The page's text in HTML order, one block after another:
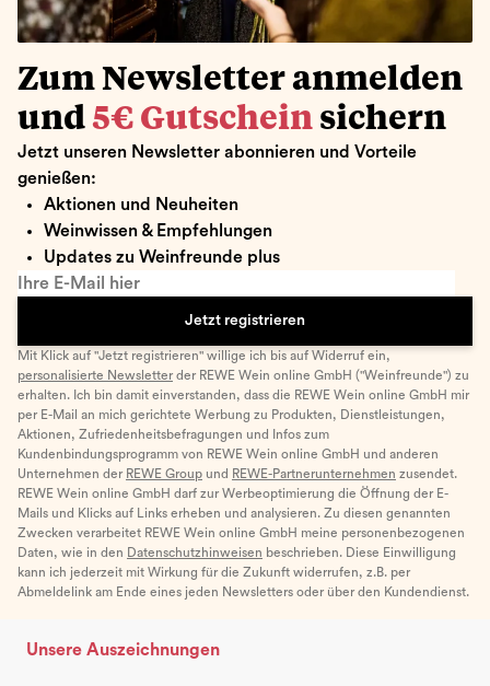
Zum Newsletter anmelden
und 5€ Gutschein sichern
Jetzt unseren Newsletter abonnieren und Vorteile
genießen:
Aktionen und Neuheiten
Weinwissen & Empfehlungen
Updates zu Weinfreunde plus
Ihre E-Mail hier
Jetzt registrieren
Mit Klick auf "Jetzt registrieren" willige ich bis auf Widerruf ein,
personalisierte Newsletter der REWE Wein online GmbH ("Weinfreunde") zu
erhalten. Ich bin damit einverstanden, dass die REWE Wein online GmbH mir
per E-Mail an mich gerichtete Werbung zu Produkten, Dienstleistungen,
Aktionen, Zufriedenheitsbefragungen und Infos zum
Kundenbindungsprogramm von REWE Wein online GmbH und anderen
Unternehmen der REWE Group und REWE-Partnerunternehmen zusendet.
REWE Wein online GmbH darf zur Werbeoptimierung die Öffnung der E-
Mails und Klicks auf Links erheben und analysieren. Zu diesen genannten
Zwecken verarbeitet REWE Wein online GmbH meine personenbezogenen
Daten, wie in den Datenschutzhinweisen beschrieben. Diese Einwilligung
kann ich jederzeit mit Wirkung für die Zukunft widerrufen, z.B. per
Abmeldelink am Ende eines jeden Newsletters oder über den Kundendienst.
Unsere Auszeichnungen